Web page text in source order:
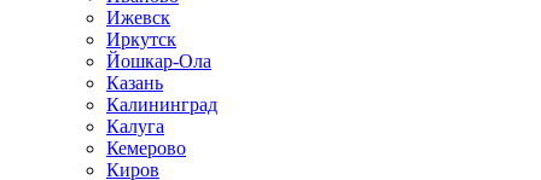
Ижевск
Иркутск
Йошкар-Ола
Казань
Калининград
Калуга
Кемерово
Киров